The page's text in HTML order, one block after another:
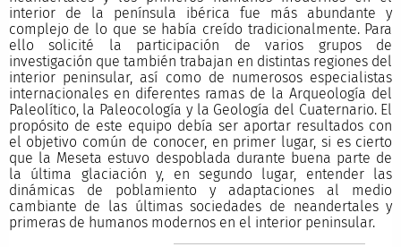
interior de la península ibérica fue más abundante y
complejo de lo que se había creído tradicionalmente. Para
ello solicité la participación de varios grupos de
investigación que también trabajan en distintas regiones del
interior peninsular, así como de numerosos especialistas
internacionales en diferentes ramas de la Arqueología del
Paleolítico, la Paleocología y la Geología del Cuaternario. El
propósito de este equipo debía ser aportar resultados con
el objetivo común de conocer, en primer lugar, si es cierto
que la Meseta estuvo despoblada durante buena parte de
la última glaciación y, en segundo lugar, entender las
dinámicas de poblamiento y adaptaciones al medio
cambiante de las últimas sociedades de neandertales y
primeras de humanos modernos en el interior peninsular.